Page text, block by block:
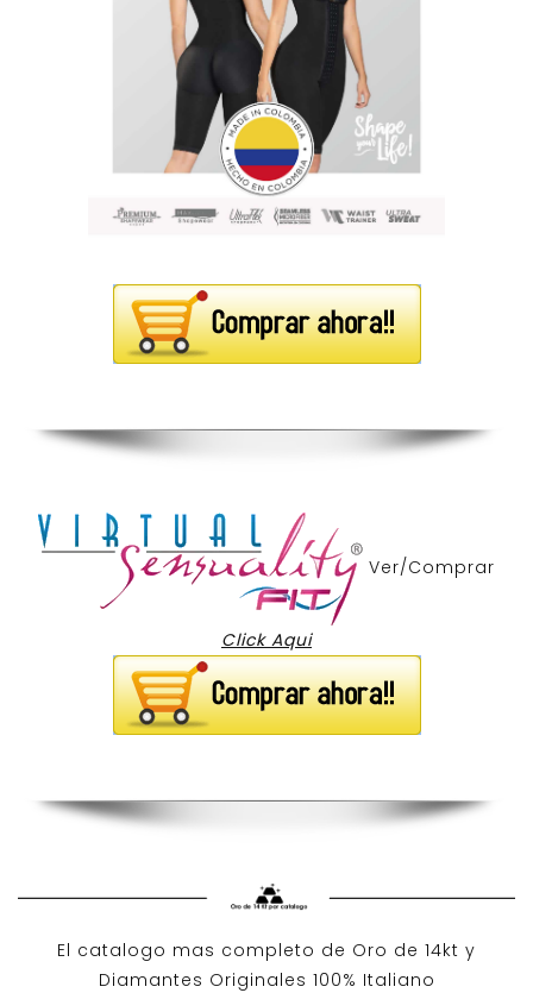
Ver/Comprar
Click Aqui
El catalogo mas completo de Oro de 14kt y
Diamantes Originales 100% Italiano